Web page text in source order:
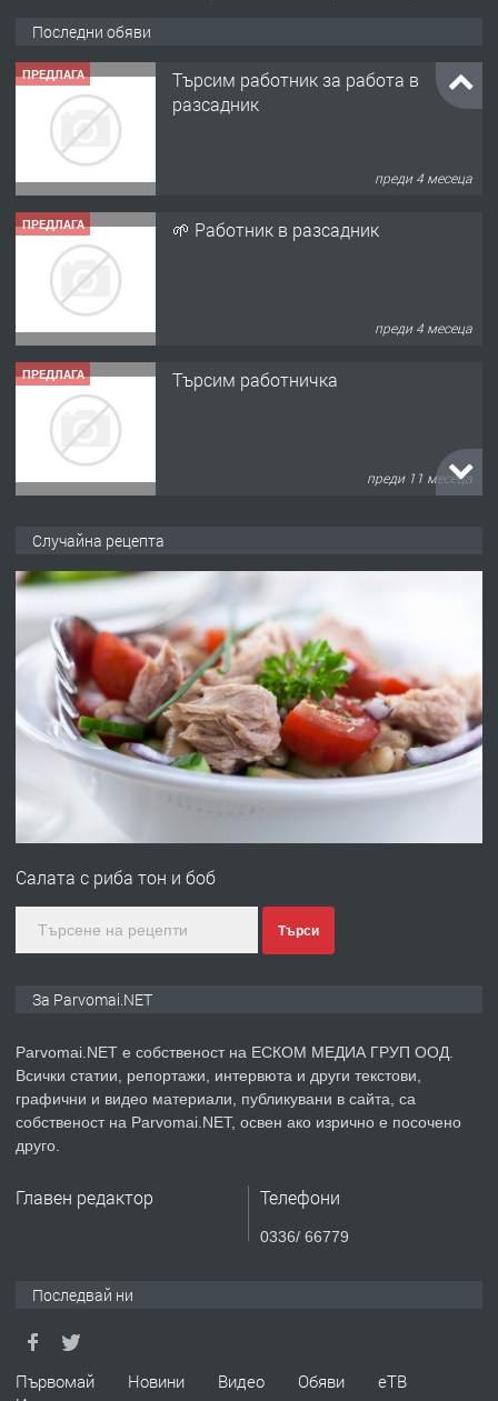
Последни обяви
ПРЕДЛАГА
Търсим работник за работа в
разсадник
преди 4 месеца
ПРЕДЛАГА 🌱 Работник в разсадник
преди 4 месеца
ПРЕДЛАГА Търсим работничка
преди 11 месеца
ПРЕДЛАГА Работа за общи работници
преди 1 година
преди 1 година
ПРЕДЛАГА Уроци по Математика
преди 1 година
Случайна рецепта
Салата с риба тон и боб
Търси
За Parvomai.NET
Parvomai.NET е собственост на ЕСКОМ МЕДИА ГРУП ООД.
Всички статии, репортажи, интервюта и други текстови,
графични и видео материали, публикувани в сайта, са
собственост на Parvomai.NET, освен ако изрично е посочено
друго.
Главен редактор Телефони
0336/ 66779
Последвай ни
Първомай Новини Видео Обяви
еТВ